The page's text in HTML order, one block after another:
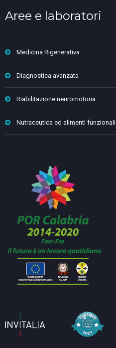
Aree e laboratori
Medicina Rigenerativa
Diagnostica avanzata
Riabilitazione neuromotoria
Nutraceutica ed alimenti funzionali